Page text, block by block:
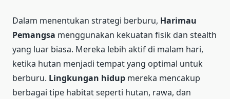
Dalam menentukan strategi berburu, Harimau
Pemangsa menggunakan kekuatan fisik dan stealth
yang luar biasa. Mereka lebih aktif di malam hari,
ketika hutan menjadi tempat yang optimal untuk
berburu. Lingkungan hidup mereka mencakup
berbagai tipe habitat seperti hutan, rawa, dan